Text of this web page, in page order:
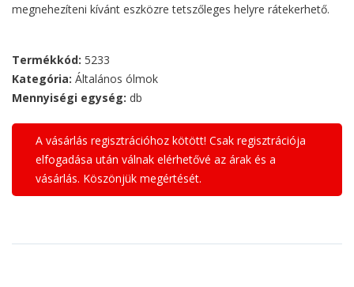
megnehezíteni kívánt eszközre tetszőleges helyre rátekerhető.
Termékkód: 5233
Kategória: Általános ólmok
Mennyiségi egység: db
A vásárlás regisztrációhoz kötött! Csak regisztrációja
elfogadása után válnak elérhetővé az árak és a
vásárlás. Köszönjük megértését.